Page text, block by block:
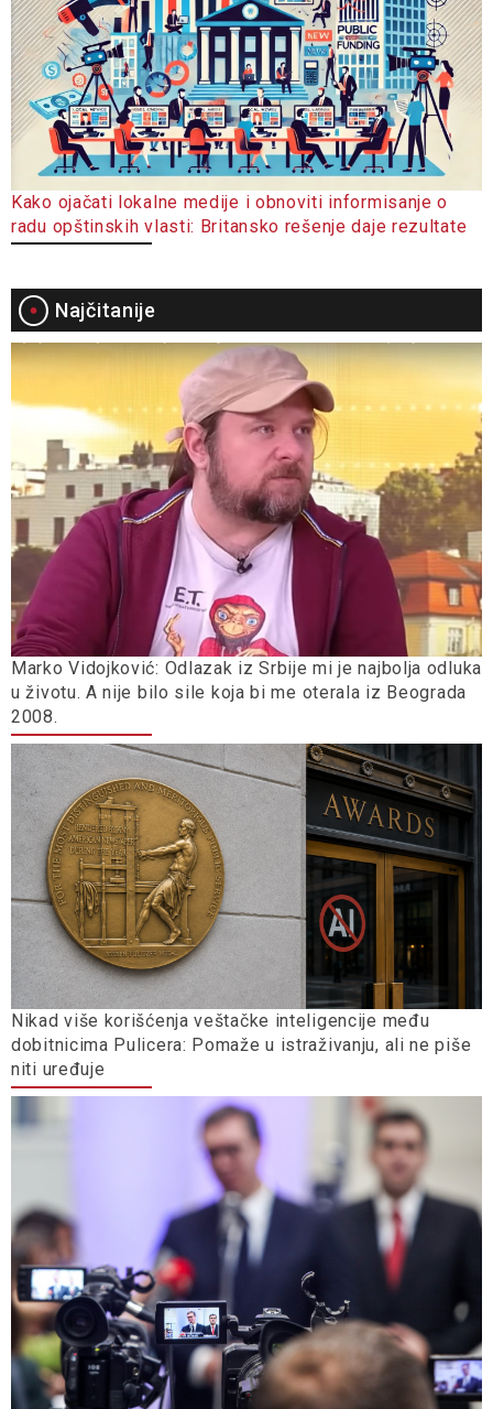
Kako ojačati lokalne medije i obnoviti informisanje o
radu opštinskih vlasti: Britansko rešenje daje rezultate
Najčitanije
Marko Vidojković: Odlazak iz Srbije mi je najbolja odluka
u životu. A nije bilo sile koja bi me oterala iz Beograda
2008.
Nikad više korišćenja veštačke inteligencije među
dobitnicima Pulicera: Pomaže u istraživanju, ali ne piše
niti uređuje